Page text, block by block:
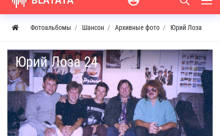
Фотоальбомы Шансон Архивные фото Юрий Лоза
Юрий Лоза 24